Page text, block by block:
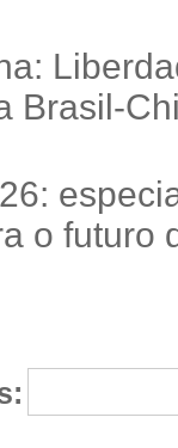
Brasil-
o futuro